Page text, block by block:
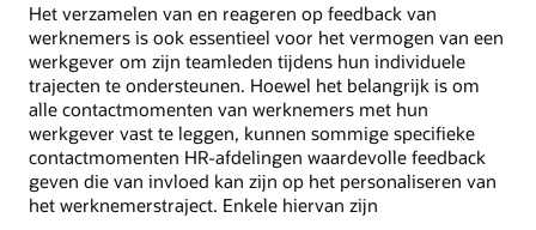
Het verzamelen van en reageren op feedback van
werknemers is ook essentieel voor het vermogen van een
werkgever om zijn teamleden tijdens hun individuele
trajecten te ondersteunen. Hoewel het belangrijk is om
alle contactmomenten van werknemers met hun
werkgever vast te leggen, kunnen sommige specifieke
contactmomenten HR-afdelingen waardevolle feedback
geven die van invloed kan zijn op het personaliseren van
het werknemerstraject. Enkele hiervan zijn